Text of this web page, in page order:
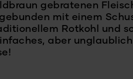
gebratenen
mit einem
Rotkohl und
aber